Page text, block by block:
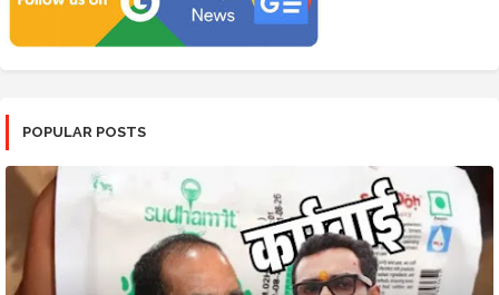
POPULAR POSTS